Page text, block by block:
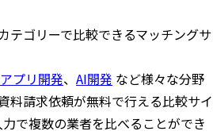
テゴリーで比較できるマッチングサ
アプリ開発、 AI開発 など様々な分野
料請求依頼が無料で行える比較サイ
で複数の業者を比べることができ